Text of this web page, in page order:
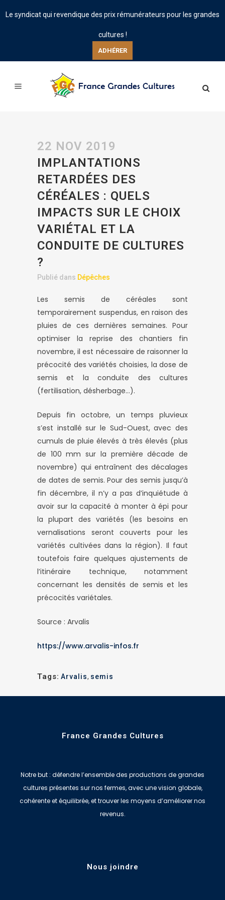
Le syndicat qui revendique des prix rémunérateurs pour les grandes
cultures !
ADHÉRER
22 NOV 2019
IMPLANTATIONS
RETARDÉES DES
CÉRÉALES : QUELS
IMPACTS SUR LE CHOIX
VARIÉTAL ET LA
CONDUITE DE CULTURES
?
Publié dans Dépêches
Les semis de céréales sont
temporairement suspendus, en raison des
pluies de ces dernières semaines. Pour
optimiser la reprise des chantiers fin
novembre, il est nécessaire de raisonner la
précocité des variétés choisies, la dose de
semis et la conduite des cultures
(fertilisation, désherbage…).
Depuis fin octobre, un temps pluvieux
s’est installé sur le Sud-Ouest, avec des
cumuls de pluie élevés à très élevés (plus
de 100 mm sur la première décade de
novembre) qui entraînent des décalages
de dates de semis. Pour des semis jusqu’à
fin décembre, il n’y a pas d’inquiétude à
avoir sur la capacité à monter à épi pour
la plupart des variétés (les besoins en
vernalisations seront couverts pour les
variétés cultivées dans la région). Il faut
toutefois faire quelques ajustements de
l’itinéraire technique, notamment
concernant les densités de semis et les
précocités variétales.
Source : Arvalis
https://www.arvalis-infos.fr
Tags: Arvalis, semis
France Grandes Cultures
Notre but : défendre l’ensemble des productions de grandes
cultures présentes sur nos fermes, avec une vision globale,
cohérente et équilibrée, et trouver les moyens d’améliorer nos
revenus.
Nous joindre